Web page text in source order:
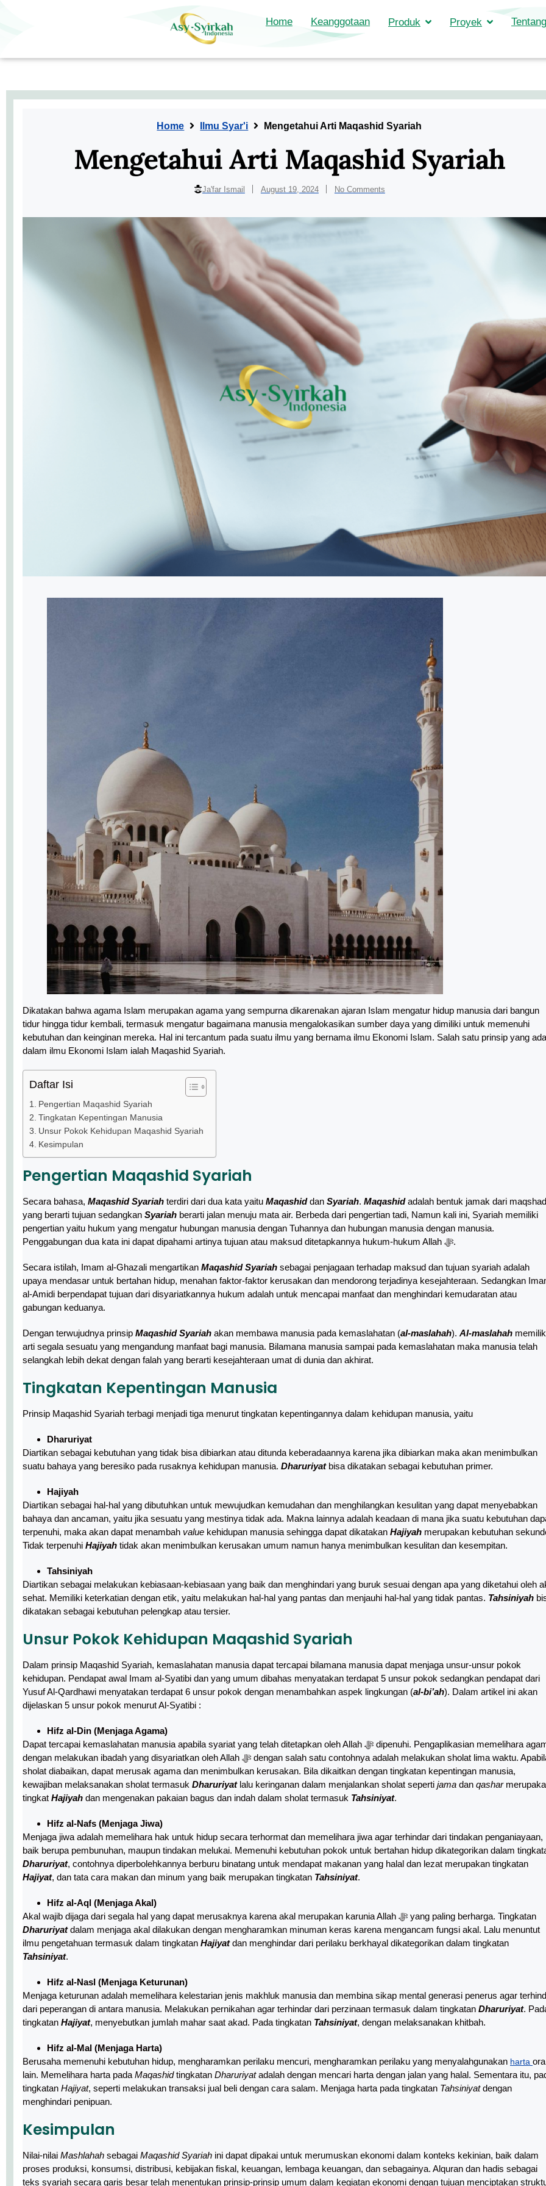
Home Keanggotaan Produk Proyek
Home Ilmu Syar'i Mengetahui Arti Maqashid Syariah
Mengetahui Arti Maqashid Syariah
Ja'far Ismail August 19, 2024 No Comments
Dikatakan bahwa agama Islam merupakan agama yang sempurna dikarenakan ajaran Islam mengatur hidup manusia dari bangun
tidur hingga tidur kembali, termasuk mengatur bagaimana manusia mengalokasikan sumber daya yang dimiliki untuk memenuhi
kebutuhan dan keinginan mereka. Hal ini tercantum pada suatu ilmu yang bernama ilmu Ekonomi Islam. Salah satu prinsip yang ada
dalam ilmu Ekonomi Islam ialah Maqashid Syariah.
Daftar Isi
Pengertian Maqashid Syariah
Tingkatan Kepentingan Manusia
Unsur Pokok Kehidupan Maqashid Syariah
Kesimpulan
Pengertian Maqashid Syariah
Secara bahasa, Maqashid Syariah terdiri dari dua kata yaitu Maqashiddan Syariah. Maqashidadalah bentuk jamak dari maqshad
yang berarti tujuan sedangkan Syariah berarti jalan menuju mata air. Berbeda dari pengertian tadi, Namun kali ini, Syariah memiliki
pengertian yaitu hukum yang mengatur hubungan manusia dengan Tuhannya dan hubungan manusia dengan manusia.
Penggabungan dua kata ini dapat dipahami artinya tujuan atau maksud ditetapkannya hukum-hukum Allah ﷻ.
Secara istilah, Imam al-Ghazali mengartikan Maqashid Syariah sebagai penjagaan terhadap maksud dan tujuan syariah adalah
upaya mendasar untuk bertahan hidup, menahan faktor-faktor kerusakan dan mendorong terjadinya kesejahteraan. Sedangkan
al-Amidi berpendapat tujuan dari disyariatkannya hukum adalah untuk mencapai manfaat dan menghindari kemudaratan atau
gabungan keduanya.
Dengan terwujudnya prinsip Maqashid Syariah akan membawa manusia pada kemaslahatan (al-maslahah). Al-maslahah
arti segala sesuatu yang mengandung manfaat bagi manusia. Bilamana manusia sampai pada kemaslahatan maka manusia telah
selangkah lebih dekat dengan falah yang berarti kesejahteraan umat di dunia dan akhirat.
Tingkatan Kepentingan Manusia
Prinsip Maqashid Syariah terbagi menjadi tiga menurut tingkatan kepentingannya dalam kehidupan manusia, yaitu
Dharuriyat
Diartikan sebagai kebutuhan yang tidak bisa dibiarkan atau ditunda keberadaannya karena jika dibiarkan maka akan menimbulkan
suatu bahaya yang beresiko pada rusaknya kehidupan manusia. Dharuriyatbisa dikatakan sebagai kebutuhan primer.
Hajiyah
Diartikan sebagai hal-hal yang dibutuhkan untuk mewujudkan kemudahan dan menghilangkan kesulitan yang dapat menyebabkan
bahaya dan ancaman, yaitu jika sesuatu yang mestinya tidak ada. Makna lainnya adalah keadaan di mana jika suatu kebutuhan
terpenuhi, maka akan dapat menambah value kehidupan manusia sehingga dapat dikatakan Hajiyah merupakan kebutuhan
Tidak terpenuhi Hajiyah tidak akan menimbulkan kerusakan umum namun hanya menimbulkan kesulitan dan kesempitan.
Tahsiniyah
Diartikan sebagai melakukan kebiasaan-kebiasaan yang baik dan menghindari yang buruk sesuai dengan apa yang diketahui oleh
sehat. Memiliki keterkatian dengan etik, yaitu melakukan hal-hal yang pantas dan menjauhi hal-hal yang tidak pantas. Tahsiniyah
dikatakan sebagai kebutuhan pelengkap atau tersier.
Unsur Pokok Kehidupan Maqashid Syariah
Dalam prinsip Maqashid Syariah, kemaslahatan manusia dapat tercapai bilamana manusia dapat menjaga unsur-unsur pokok
kehidupan. Pendapat awal Imam al-Syatibi dan yang umum dibahas menyatakan terdapat 5 unsur pokok sedangkan pendapat dari
Yusuf Al-Qardhawi menyatakan terdapat 6 unsur pokok dengan menambahkan aspek lingkungan (al-bi’ah). Dalam artikel ini akan
dijelaskan 5 unsur pokok menurut Al-Syatibi :
Hifz al-Din (Menjaga Agama)
Dapat tercapai kemaslahatan manusia apabila syariat yang telah ditetapkan oleh Allah ﷻ dipenuhi. Pengaplikasian memelihara agama
dengan melakukan ibadah yang disyariatkan oleh Allah ﷻ dengan salah satu contohnya adalah melakukan sholat lima waktu. Apabila
sholat diabaikan, dapat merusak agama dan menimbulkan kerusakan. Bila dikaitkan dengan tingkatan kepentingan manusia,
kewajiban melaksanakan sholat termasuk Dharuriyatlalu keringanan dalam menjalankan sholat seperti jama dan qashar
tingkat Hajiyah dan mengenakan pakaian bagus dan indah dalam sholat termasuk Tahsiniyat.
Hifz al-Nafs (Menjaga Jiwa)
Menjaga jiwa adalah memelihara hak untuk hidup secara terhormat dan memelihara jiwa agar terhindar dari tindakan penganiayaan,
baik berupa pembunuhan, maupun tindakan melukai. Memenuhi kebutuhan pokok untuk bertahan hidup dikategorikan dalam
Dharuriyat, contohnya diperbolehkannya berburu binatang untuk mendapat makanan yang halal dan lezat merupakan tingkatan
Hajiyat, dan tata cara makan dan minum yang baik merupakan tingkatan Tahsiniyat.
Hifz al-Aql (Menjaga Akal)
Akal wajib dijaga dari segala hal yang dapat merusaknya karena akal merupakan karunia Allah ﷻ yang paling berharga. Tingkatan
Dharuriyatdalam menjaga akal dilakukan dengan mengharamkan minuman keras karena mengancam fungsi akal. Lalu menuntut
ilmu pengetahuan termasuk dalam tingkatan Hajiyatdan menghindar dari perilaku berkhayal dikategorikan dalam tingkatan
Tahsiniyat.
Hifz al-Nasl (Menjaga Keturunan)
Menjaga keturunan adalah memelihara kelestarian jenis makhluk manusia dan membina sikap mental generasi penerus agar
dari peperangan di antara manusia. Melakukan pernikahan agar terhindar dari perzinaan termasuk dalam tingkatan Dharuriyat.
tingkatan Hajiyat, menyebutkan jumlah mahar saat akad. Pada tingkatan Tahsiniyat, dengan melaksanakan khitbah.
Hifz al-Mal (Menjaga Harta)
Berusaha memenuhi kebutuhan hidup, mengharamkan perilaku mencuri, mengharamkan perilaku yang menyalahgunakan harta
lain. Memelihara harta pada Maqashidtingkatan Dharuriyatadalah dengan mencari harta dengan jalan yang halal. Sementara itu,
tingkatan Hajiyat, seperti melakukan transaksi jual beli dengan cara salam. Menjaga harta pada tingkatan Tahsiniyatdengan
menghindari penipuan.
Kesimpulan
Nilai-nilai Mashlahah sebagai Maqashid Syariah ini dapat dipakai untuk merumuskan ekonomi dalam konteks kekinian, baik dalam
proses produksi, konsumsi, distribusi, kebijakan fiskal, keuangan, lembaga keuangan, dan sebagainya. Alquran dan hadis sebagai
teks syariah secara garis besar telah menentukan prinsip-prinsip umum dalam kegiatan ekonomi dengan tujuan menciptakan